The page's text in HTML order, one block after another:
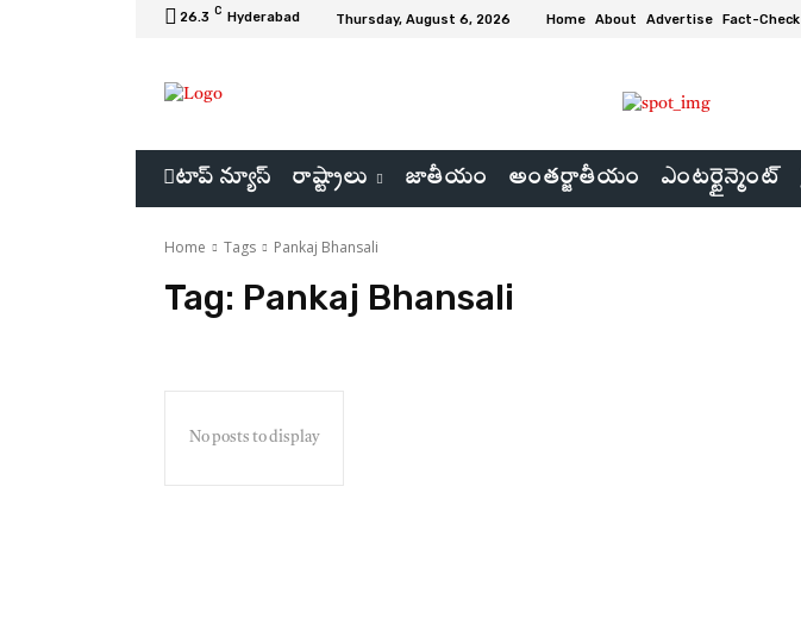
26.3 C Hyderabad Thursday, August 6, 2026 Home About Advertise Fact-Check
టాప్ న్యూస్ రాష్ట్రాలు జాతీయం అంతర్జాతీయం ఎంటర్టైన్మెంట్
Home Tags Pankaj Bhansali
Tag: Pankaj Bhansali
No posts to display